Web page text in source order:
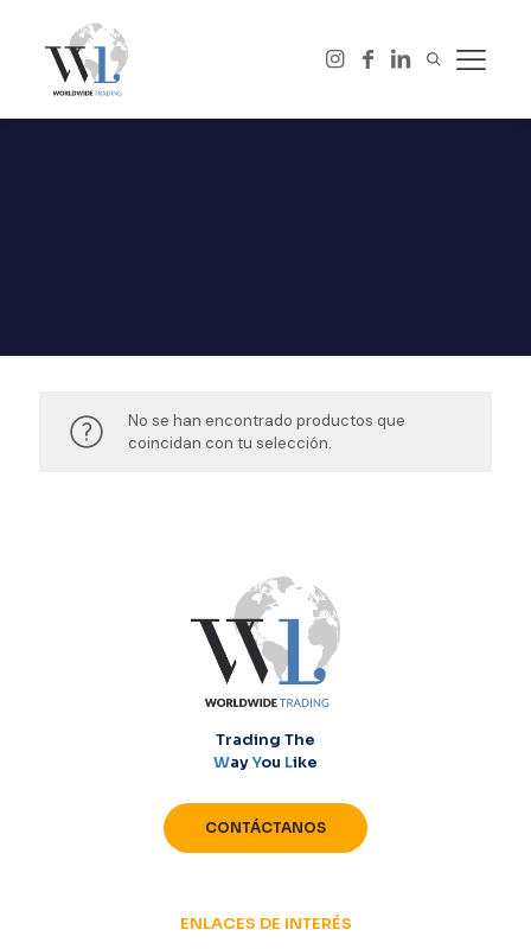
No se han encontrado productos que
coincidan con tu selección.
Trading The
WayYou Like
CONTÁCTANOS
ENLACES DE INTERÉS